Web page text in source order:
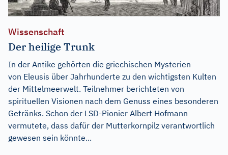
Wissenschaft
Der heilige Trunk
In der Antike gehörten die griechischen Mysterien
von Eleusis über Jahrhunderte zu den wichtigsten Kulten
der Mittelmeerwelt. Teilnehmer berichteten von
spirituellen Visionen nach dem Genuss eines besonderen
Getränks. Schon der LSD-Pionier Albert Hofmann
vermutete, dass dafür der Mutterkornpilz verantwortlich
gewesen sein könnte...